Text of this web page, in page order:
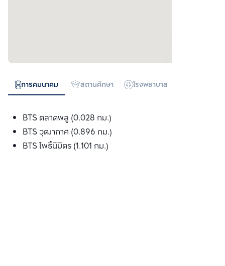
การคมนาคม สถานศึกษา โรงพยาบาล
BTS ตลาดพลู (0.028 กม.)
BTS วุฒากาศ (0.896 กม.)
BTS โพธ์ินิมิตร (1.101 กม.)